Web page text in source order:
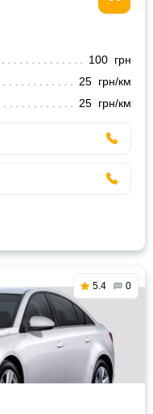
100 грн
25 грн/км
25 грн/км
5.4 0